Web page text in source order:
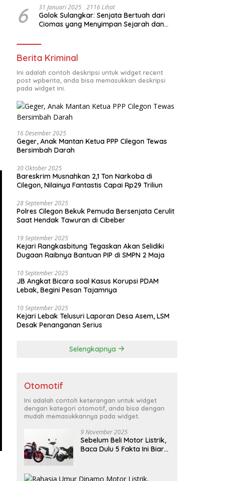
6 31 Januari 2025 2116 Lihat
Golok Sulangkar: Senjata Bertuah dari
Ciomas yang Menyimpan Sejarah dan
Berita Kriminal
Ini adalah contoh deskripsi untuk widget recent
post wpberita, anda bisa memasukkan deskripsi
pada widget ini.
16 Desember 2025
Geger, Anak Mantan Ketua PPP Cilegon Tewas
Bersimbah Darah
30 Oktober 2025
Bareskrim Musnahkan 2,1 Ton Narkoba di
Cilegon, Nilainya Fantastis Capai Rp29 Triliun
28 September 2025
Polres Cilegon Bekuk Pemuda Bersenjata Cerulit
Saat Hendak Tawuran di Cibeber
19 September 2025
Kejari Rangkasbitung Tegaskan Akan Selidiki
Dugaan Raibnya Bantuan PIP di SMPN 2 Maja
10 September 2025
JB Angkat Bicara soal Kasus Korupsi PDAM
Lebak, Begini Pesan Tajamnya
10 September 2025
Kejari Lebak Telusuri Laporan Desa Asem, LSM
Desak Penanganan Serius
Selengkapnya
Otomotif
Ini adalah contoh keterangan untuk widget
dengan kategori otomotif, anda bisa dengan
mudah memasukkannya pada widget.
9 November 2025
Sebelum Beli Motor Listrik,
Baca Dulu 5 Fakta Ini Biar